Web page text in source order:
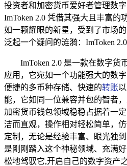
投资者和加密货币爱好者管理数
ImToken 2.0 凭借其强大且丰富的
如一颗耀眼的新星，受到了市场
泛起一个疑问的涟漪：ImToken
ImToken 2.0 是一款在数字货
应用，它宛如一个功能强大的数
便捷的多币种存储、快速的转账
能，它如同一位兼容并包的智者
加密货币钱包领域稳稳占据着一
洁而直观，操作相对轻松简单，
定制，无论是经验丰富、眼光独
是刚刚踏入这个神秘领域、充满
松地驾驭它,开启自己的数字资产之